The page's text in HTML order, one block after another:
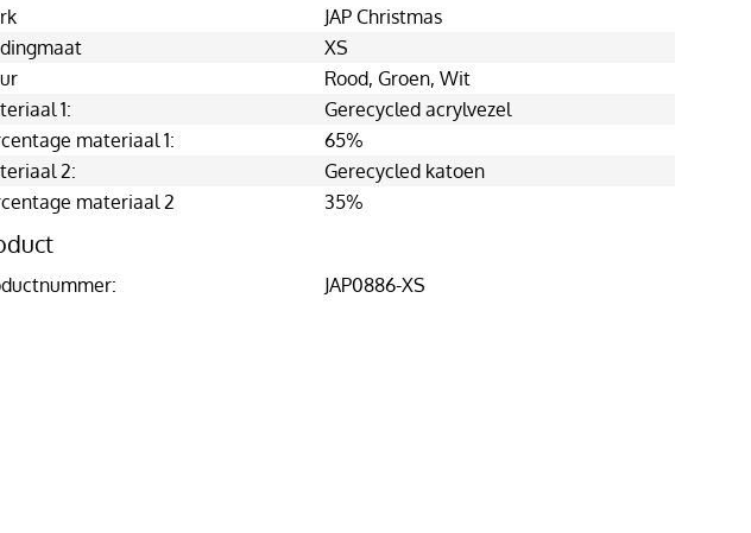
JAP Christmas
XS
Rood, Groen, Wit
1:
Gerecycled acrylvezel
materiaal 1:
65%
2:
Gerecycled katoen
materiaal 2
35%
JAP0886-XS